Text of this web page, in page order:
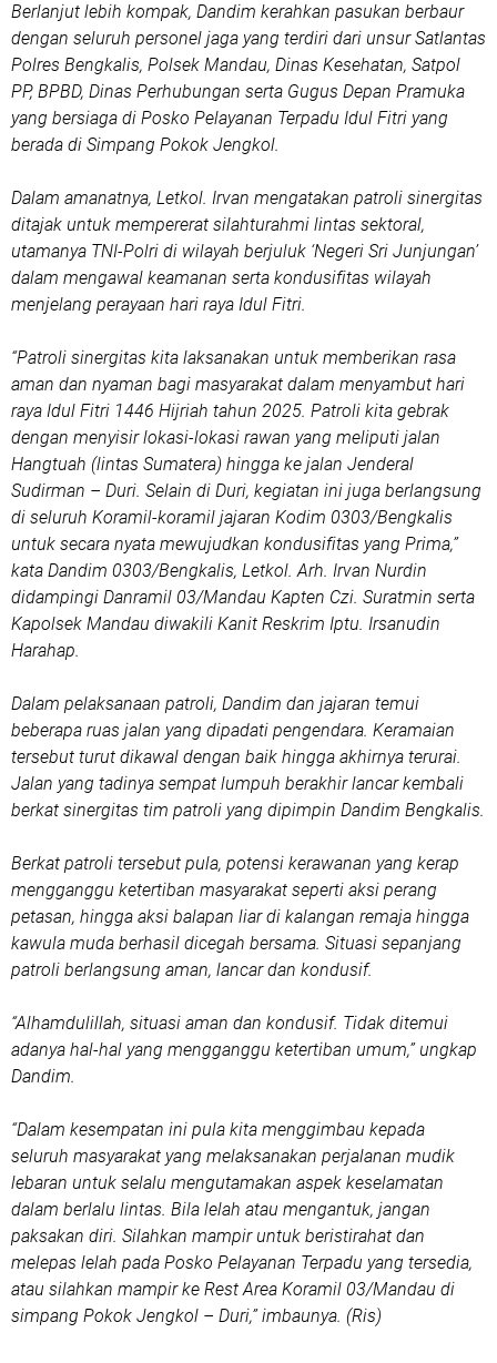
Berlanjut lebih kompak, Dandim kerahkan pasukan berbaur
dengan seluruh personel jaga yang terdiri dari unsur Satlantas
Polres Bengkalis, Polsek Mandau, Dinas Kesehatan, Satpol
PP, BPBD, Dinas Perhubungan serta Gugus Depan Pramuka
yang bersiaga di Posko Pelayanan Terpadu Idul Fitri yang
berada di Simpang Pokok Jengkol.
Dalam amanatnya, Letkol. Irvan mengatakan patroli sinergitas
ditajak untuk mempererat silahturahmi lintas sektoral,
utamanya TNI-Polri di wilayah berjuluk ‘Negeri Sri Junjungan’
dalam mengawal keamanan serta kondusifitas wilayah
menjelang perayaan hari raya Idul Fitri.
“Patroli sinergitas kita laksanakan untuk memberikan rasa
aman dan nyaman bagi masyarakat dalam menyambut hari
raya Idul Fitri 1446 Hijriah tahun 2025. Patroli kita gebrak
dengan menyisir lokasi-lokasi rawan yang meliputi jalan
Hangtuah (lintas Sumatera) hingga ke jalan Jenderal
Sudirman – Duri. Selain di Duri, kegiatan ini juga berlangsung
di seluruh Koramil-koramil jajaran Kodim 0303/Bengkalis
untuk secara nyata mewujudkan kondusifitas yang Prima,”
kata Dandim 0303/Bengkalis, Letkol. Arh. Irvan Nurdin
didampingi Danramil 03/Mandau Kapten Czi. Suratmin serta
Kapolsek Mandau diwakili Kanit Reskrim Iptu. Irsanudin
Harahap.
Dalam pelaksanaan patroli, Dandim dan jajaran temui
beberapa ruas jalan yang dipadati pengendara. Keramaian
tersebut turut dikawal dengan baik hingga akhirnya terurai.
Jalan yang tadinya sempat lumpuh berakhir lancar kembali
berkat sinergitas tim patroli yang dipimpin Dandim Bengkalis.
Berkat patroli tersebut pula, potensi kerawanan yang kerap
mengganggu ketertiban masyarakat seperti aksi perang
petasan, hingga aksi balapan liar di kalangan remaja hingga
kawula muda berhasil dicegah bersama. Situasi sepanjang
patroli berlangsung aman, lancar dan kondusif.
“Alhamdulillah, situasi aman dan kondusif. Tidak ditemui
adanya hal-hal yang mengganggu ketertiban umum,” ungkap
Dandim.
“Dalam kesempatan ini pula kita menggimbau kepada
seluruh masyarakat yang melaksanakan perjalanan mudik
lebaran untuk selalu mengutamakan aspek keselamatan
dalam berlalu lintas. Bila lelah atau mengantuk, jangan
paksakan diri. Silahkan mampir untuk beristirahat dan
melepas lelah pada Posko Pelayanan Terpadu yang tersedia,
atau silahkan mampir ke Rest Area Koramil 03/Mandau di
simpang Pokok Jengkol – Duri,” imbaunya. (Ris)